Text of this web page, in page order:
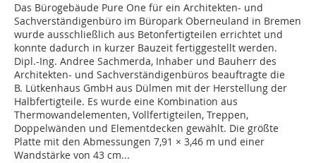
Das Bürogebäude Pure One für ein Architekten- und
Sachverständigenbüro im Büropark Oberneuland in Bremen
wurde ausschließlich aus Betonfertigteilen errichtet und
konnte dadurch in kurzer Bauzeit fertiggestellt werden.
Dipl.-Ing. Andree Sachmerda, Inhaber und Bauherr des
Architekten- und Sachverständigenbüros beauftragte die
B. Lütkenhaus GmbH aus Dülmen mit der Herstellung der
Halbfertigteile. Es wurde eine Kombination aus
Thermowandelementen, Vollfertigteilen, Treppen,
Doppelwänden und Elementdecken gewählt. Die größte
Platte mit den Abmessungen 7,91 × 3,46 m und einer
Wandstärke von 43 cm...